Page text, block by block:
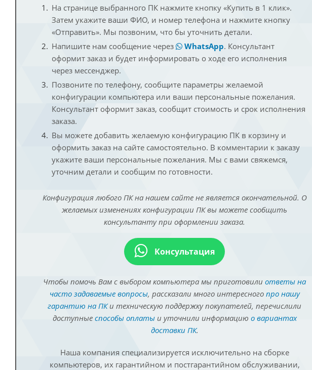
На странице выбранного ПК нажмите кнопку «Купить в 1 клик».
Затем укажите ваши ФИО, и номер телефона и нажмите кнопку
«Отправить». Мы позвоним, что бы уточнить детали.
Напишите нам сообщение через
WhatsApp. Консультант
оформит заказ и будет информировать о ходе его исполнения
через мессенджер.
Позвоните по телефону, сообщите параметры желаемой
конфигурации компьютера или ваши персональные пожелания.
Консультант оформит заказ, сообщит стоимость и срок исполнения
заказа.
Вы можете добавить желаемую конфигурацию ПК в корзину и
оформить заказ на сайте самостоятельно. В комментарии к заказу
укажите ваши персональные пожелания. Мы с вами свяжемся,
уточним детали и сообщим по готовности.
Конфигурация любого ПК на нашем сайте не является окончательной. О
желаемых изменениях конфигурации ПК вы можете сообщить
консультанту при оформлении заказа.
Консультация
Чтобы помочь Вам с выбором компьютера мы приготовили ответы на
часто задаваемые вопросы, рассказали много интересного про нашу
гарантию на ПКи техническую поддержку покупателей, перечислили
доступные способы оплатыи уточнили информацию о вариантах
доставки ПК.
Наша компания специализируется исключительно на сборке
компьютеров, их гарантийном и постгарантийном обслуживании,